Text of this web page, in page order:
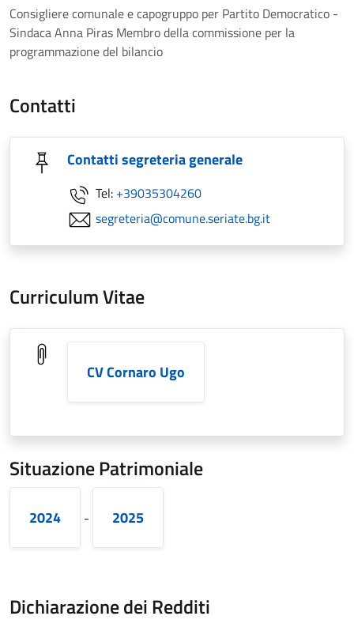
Consigliere comunale e capogruppo per Partito Democratico -
Sindaca Anna Piras Membro della commissione per la
programmazione del bilancio
Contatti
Contatti segreteria generale
Tel: +39035304260
segreteria@comune.seriate.bg.it
Curriculum Vitae
CV Cornaro Ugo
Situazione Patrimoniale
2024 - 2025
Dichiarazione dei Redditi